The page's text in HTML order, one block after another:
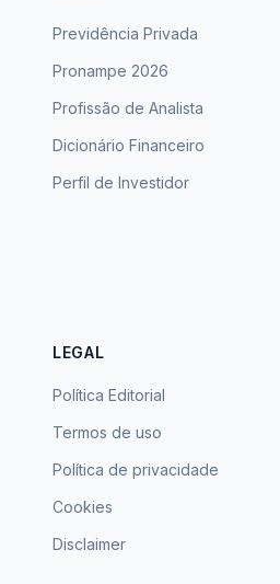
Previdência Privada
Pronampe 2026
Profissão de Analista
Dicionário Financeiro
Perfil de Investidor
LEGAL
Política Editorial
Termos de uso
Política de privacidade
Cookies
Disclaimer